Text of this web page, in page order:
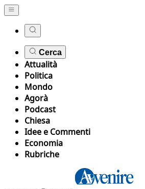
Cerca
Attualità
Politica
Mondo
Agorà
Podcast
Chiesa
Idee e Commenti
Economia
Rubriche